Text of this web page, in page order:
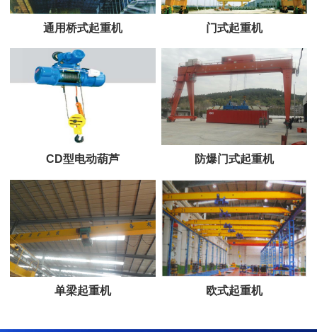
通用桥式起重机 门式起重机
CD型电动葫芦 防爆门式起重机
单梁起重机 欧式起重机